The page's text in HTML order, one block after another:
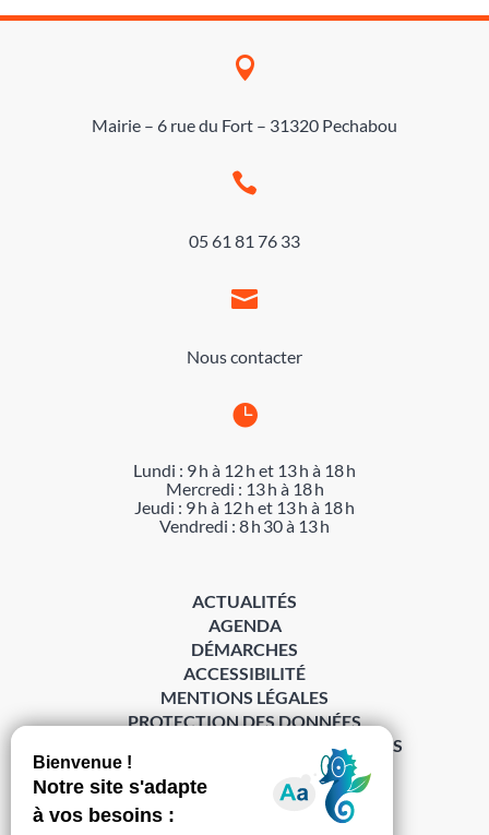

Mairie – 6 rue du Fort – 31320 Pechabou

05 61 81 76 33

Nous contacter

Lundi : 9 h à 12 h et 13 h à 18 h
Mercredi : 13 h à 18 h
Jeudi : 9 h à 12 h et 13 h à 18 h
Vendredi : 8 h 30 à 13 h
S’abonner à la Gazette ›
ACTUALITÉS
AGENDA
DÉMARCHES
ACCESSIBILITÉ
MENTIONS LÉGALES
PROTECTION DES DONNÉES
POLITIQUE DE GESTION DES COOKIES